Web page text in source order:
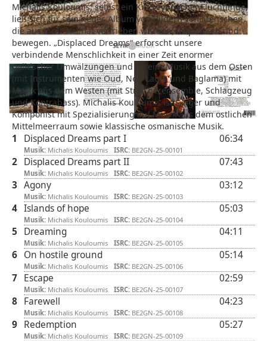
Michalis Kouloumis, selbst ein Kind zyprischer Flüchtlinge,
ließ sich für sein neues Album von Bildern von Menschen,
die aus ihrer Heimat vertrieben wurden, inspirieren und
bewegen. „Displaced Dreams“ erforscht unsere
verbindende Menschlichkeit in einer Zeit enormer
politischer Umwälzungen und vereint Musik aus dem Osten
(mit Instrumenten wie Oud, Ney, Laute und Baglama) mit
Musik aus dem Westen (mit Streicherensemble, Schlagzeug
und Kontrabass). Michalis Kouloumis ist Geiger und
Komponist mit Spezialisierung auf Musik aus dem östlichen
Mittelmeerraum sowie klassische osmanische Musik.
1 Displaced Dreams part I 06:34
Musik: Michalis Kouloumis ISRC: BE2GN-25-00101
2 Displaced Dreams part II 07:43
Musik: Michalis Kouloumis ISRC: BE2GN-25-00102
3 Agony 03:12
Musik: Michalis Kouloumis ISRC: BE2GN-25-00103
4 Islands of hope 05:03
Musik: Michalis Kouloumis ISRC: BE2GN-25-00104
5 Dreaming 04:11
Musik: Michalis Kouloumis ISRC: BE2GN-25-00105
6 On hostile ground 05:14
Musik: Michalis Kouloumis ISRC: BE2GN-25-00106
7 Escape 02:59
Musik: Michalis Kouloumis ISRC: BE2GN-25-00107
8 Farewell 04:23
Musik: Michalis Kouloumis ISRC: BE2GN-25-00108
9 Redemption 05:27
Musik: Michalis Kouloumis ISRC: BE2GN-25-00109